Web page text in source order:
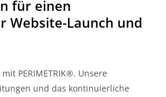
für einen
Website-Launch und
PERIMETRIK®. Unsere
und das kontinuierliche